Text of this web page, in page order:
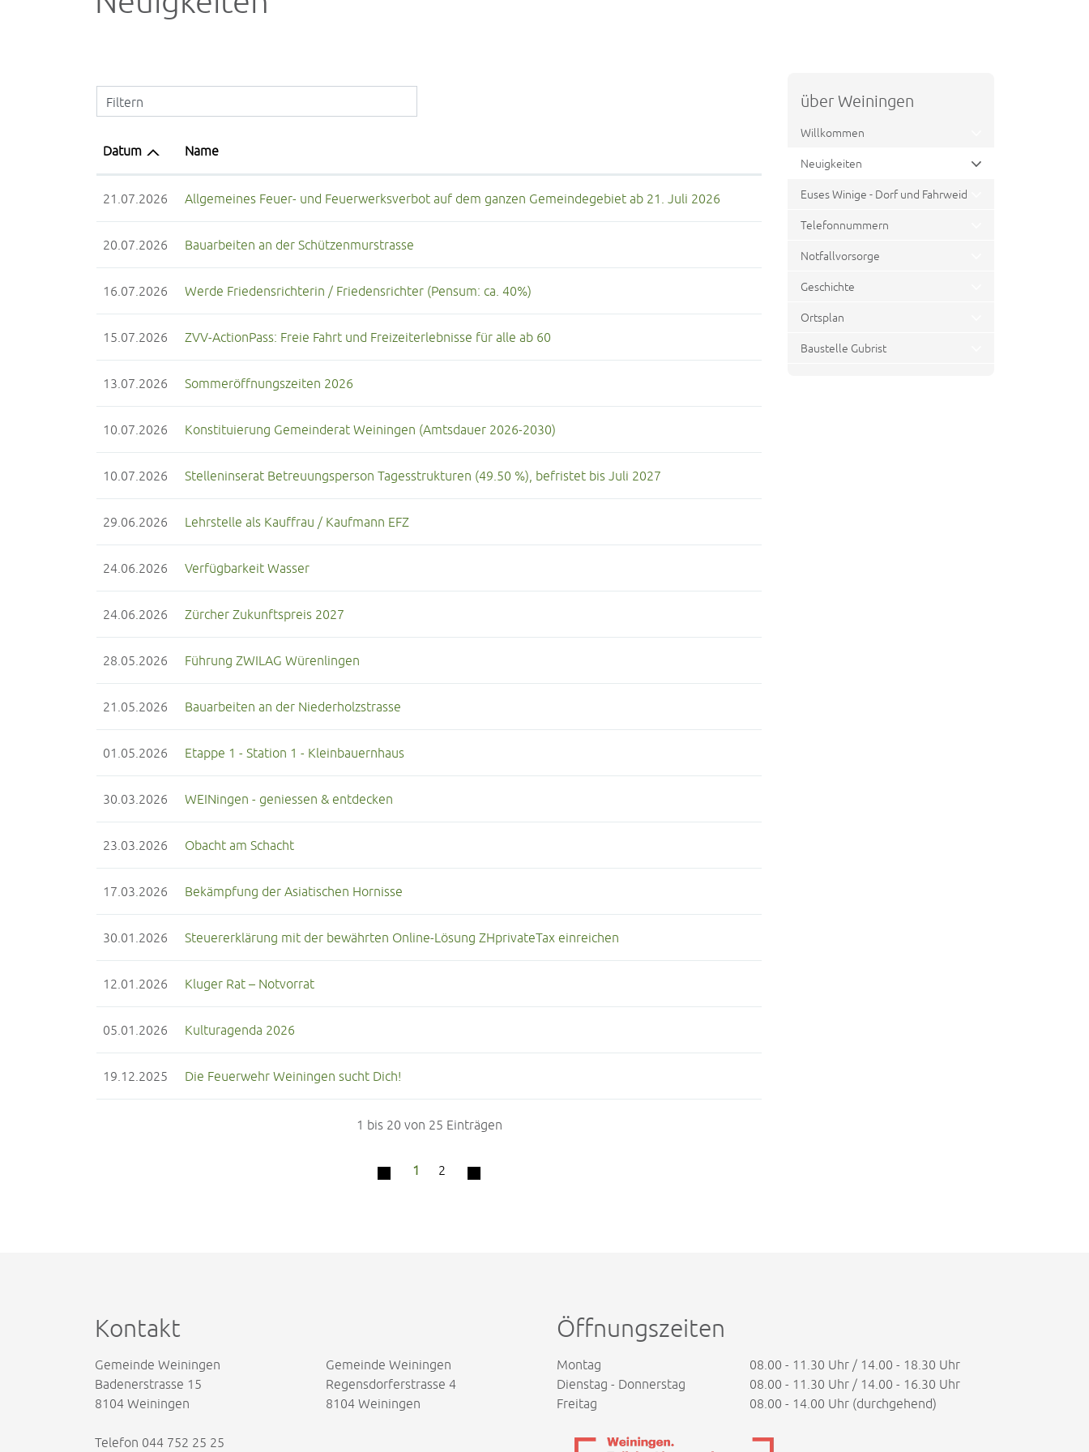
über Weiningen
Willkommen
Neuigkeiten
Euses Winige - Dorf und Fahrweid
Telefonnummern
Notfallvorsorge
Geschichte
Ortsplan
Baustelle Gubrist
Filtern
Datum Name
21.07.2026 Allgemeines Feuer- und Feuerwerksverbot auf dem ganzen Gemeindegebiet ab 21. Juli 2026
20.07.2026 Bauarbeiten an der Schützenmurstrasse
16.07.2026 Werde Friedensrichterin / Friedensrichter (Pensum: ca. 40%)
15.07.2026 ZVV-ActionPass: Freie Fahrt und Freizeiterlebnisse für alle ab 60
13.07.2026 Sommeröffnungszeiten 2026
10.07.2026 Konstituierung Gemeinderat Weiningen (Amtsdauer 2026-2030)
10.07.2026 Stelleninserat Betreuungsperson Tagesstrukturen (49.50 %), befristet bis Juli 2027
29.06.2026 Lehrstelle als Kauffrau / Kaufmann EFZ
24.06.2026 Verfügbarkeit Wasser
24.06.2026 Zürcher Zukunftspreis 2027
28.05.2026 Führung ZWILAG Würenlingen
21.05.2026 Bauarbeiten an der Niederholzstrasse
01.05.2026 Etappe 1 - Station 1 - Kleinbauernhaus
30.03.2026 WEINingen - geniessen & entdecken
23.03.2026 Obacht am Schacht
17.03.2026 Bekämpfung der Asiatischen Hornisse
30.01.2026 Steuererklärung mit der bewährten Online-Lösung ZHprivateTax einreichen
12.01.2026 Kluger Rat – Notvorrat
05.01.2026 Kulturagenda 2026
19.12.2025 Die Feuerwehr Weiningen sucht Dich!
1 bis 20 von 25 Einträgen
1 2
Kontakt
Gemeinde Weiningen
Badenerstrasse 15
8104 Weiningen
Telefon 044 752 25 25
Gemeinde Weiningen
Regensdorferstrasse 4
8104 Weiningen
Öffnungszeiten
Montag
08.00 - 11.30 Uhr / 14.00 - 18.30 Uhr
Dienstag - Donnerstag
08.00 - 11.30 Uhr / 14.00 - 16.30 Uhr
Freitag
08.00 - 14.00 Uhr (durchgehend)